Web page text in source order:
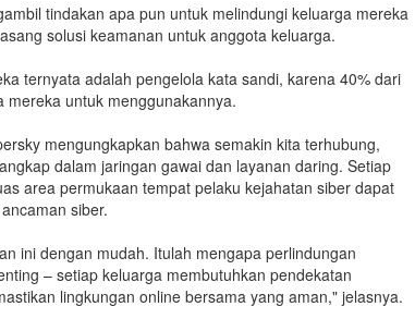
tindakan apa pun untuk melindungi keluarga mereka
solusi keamanan untuk anggota keluarga.
ternyata adalah pengelola kata sandi, karena 40% dari
untuk menggunakannya.
mengungkapkan bahwa semakin kita terhubung,
dalam jaringan gawai dan layanan daring. Setiap
area permukaan tempat pelaku kejahatan siber dapat
siber.
ini dengan mudah. ​​Itulah mengapa perlindungan
– setiap keluarga membutuhkan pendekatan
lingkungan online bersama yang aman," jelasnya.